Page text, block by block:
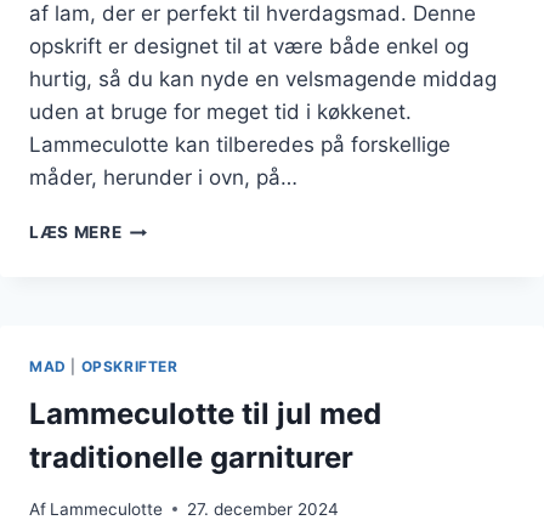
af lam, der er perfekt til hverdagsmad. Denne
opskrift er designet til at være både enkel og
hurtig, så du kan nyde en velsmagende middag
uden at bruge for meget tid i køkkenet.
Lammeculotte kan tilberedes på forskellige
måder, herunder i ovn, på…
LÆS MERELAMMECULOTTE
MAD OPSKRIFTER
Lammeculotte til jul med
traditionelle garniturer
Af Lammeculotte 27. december 2024